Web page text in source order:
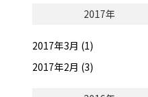
2017年
2017年3月 (1)
2017年2月 (3)